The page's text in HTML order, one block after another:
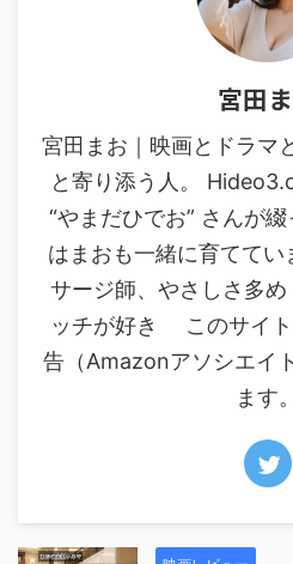
宮田
宮田まお｜映画とドラマ
と寄り添う人。
“やまだひでお” さんが
はまおも一緒に育てて
サージ師、やさしさ多
ッチが好き このサイ
告（Amazonアソシエイ
ます。